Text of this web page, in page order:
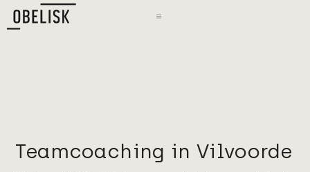
Teamcoaching in Vilvoorde